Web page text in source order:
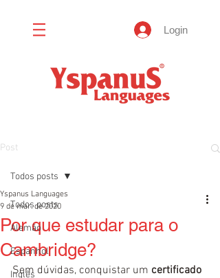
Login
Post
Todos posts
Alemão
Espanhol
Inglês
Todos posts
Por que estudar para o
Cambridge?
Yspanus Languages
9 de mar. de 2020
Sem dúvidas, conquistar um certificado